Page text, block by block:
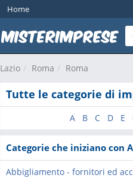
Home
Lazio Roma Roma
Tutte le categorie di
A B C D E
Categorie che iniziano con
Abbigliamento - fornitori ed